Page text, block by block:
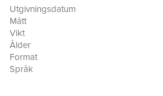
hyllade noveller och innehåller många
karaktäriserar en klassisk
andra av hans kända berättelser med
med sin känsla för stämningar och
sympatiska sätt att skildra
ingång till Dickens värld.
Utgivningsdatum
Mått
Vikt
Ålder
Format
Språk